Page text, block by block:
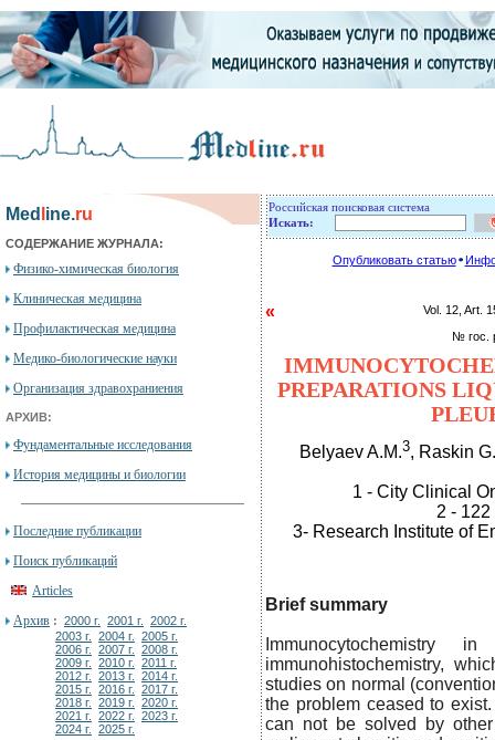
Med ine.ru
СОДЕРЖАНИЕ ЖУРНАЛА:
Физико-химическая биология
Клиническая медицина
Профилактическая медицина
Медико-биологические науки
Организация здравохраниения
АРХИВ:
Фундаментальные исследования
История медицины и биологии
Последние публикации
Поиск публикаций
Articles
Архив : 2000 г. 2001 г.
2002 г.
2003 г.
2004 г.
2005 г.
2006 г.
2007 г.
2008 г.
2009 г.
2010 г.
2011 г.
2012 г.
2013 г.
2014 г.
2015 г.
2016 г.
2017 г.
2018 г.
2019 г.
2020 г.
2021 г.
2022 г.
2023 г.
2024 г.
2025 г.
Российская поисковая система
Искать:
Опубликовать статью
«
Vol. 12,
№ гос.
PREPARATIONS
Belyaev A.M.3, Raskin
1 - City Clinical
2 -
3- Research Institute of
Brief summary
immunohistochemistry,
studies on normal
the problem ceased to
can not be solved by